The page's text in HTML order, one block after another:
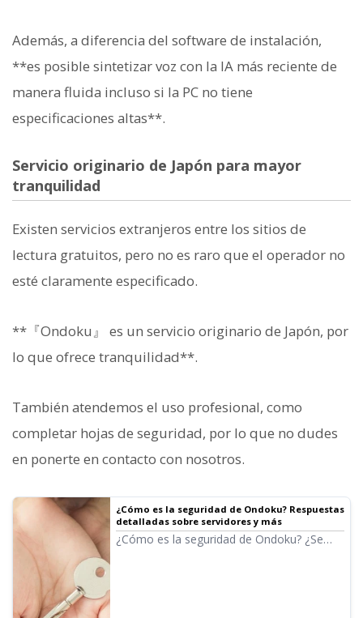
Además, a diferencia del software de instalación,
**es posible sintetizar voz con la IA más reciente de
manera fluida incluso si la PC no tiene
especificaciones altas**.
Servicio originario de Japón para mayor
tranquilidad
Existen servicios extranjeros entre los sitios de
lectura gratuitos, pero no es raro que el operador no
esté claramente especificado.
**『Ondoku』 es un servicio originario de Japón, por
lo que ofrece tranquilidad**.
También atendemos el uso profesional, como
completar hojas de seguridad, por lo que no dudes
en ponerte en contacto con nosotros.
¿Cómo es la seguridad de Ondoku? Respuestas
detalladas sobre servidores y más
¿Cómo es la seguridad de Ondoku? ¿Se